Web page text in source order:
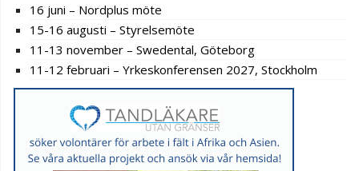
16 juni – Nordplus möte
15-16 augusti – Styrelsemöte
11-13 november – Swedental, Göteborg
11-12 februari – Yrkeskonferensen 2027, Stockholm